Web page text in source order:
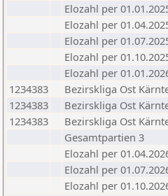
Elozahl per
Elozahl per
Elozahl per
Elozahl per
Elozahl per
1234383
Bezirskliga Ost
1234383
Bezirskliga Ost
1234383
Bezirskliga Ost
Gesamtpartien 3
Elozahl per
Elozahl per
Elozahl per